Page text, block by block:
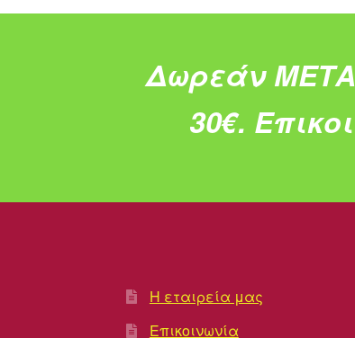
Δωρεάν
30€.
Η εταιρεία μας
Επικοινωνία